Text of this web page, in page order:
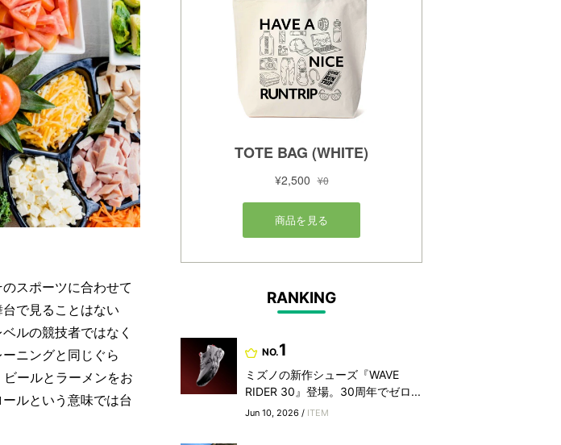
スポーツに合わせて
で見ることはない
ルの競技者ではなく
ニングと同じぐら
ールとラーメンをお
ルという意味では台
RANKING
NO.1
ミズノの新作シューズ『WAVE
RIDER 30』登場。30周年でゼロ...
Jun 10, 2026 / ITEM